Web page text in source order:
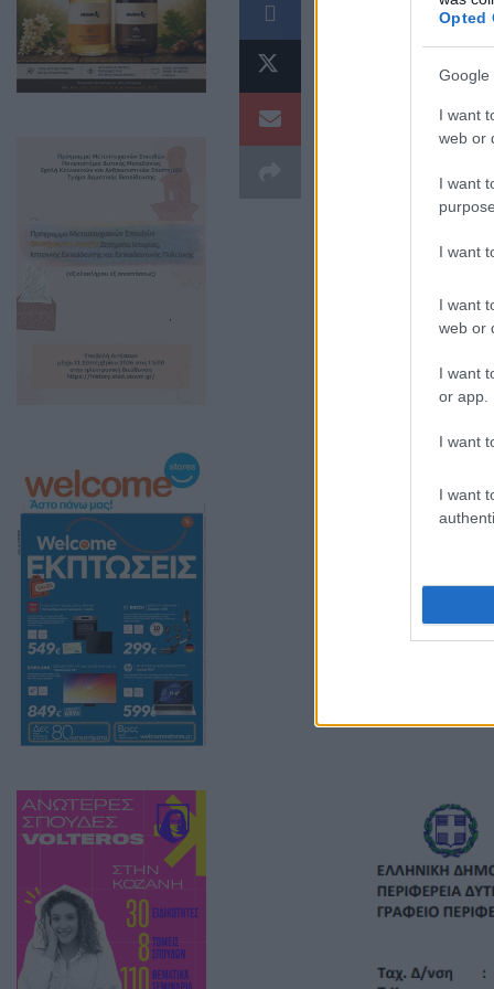
Opted
Google
I want
web or
I want
I want
I want
web or
I want
or app.
I want
I want
Με απόφαση
Μακρυγιάννης,
Επενδυτικής
επιστολή της
φαίνεται να
Επενδυτικής